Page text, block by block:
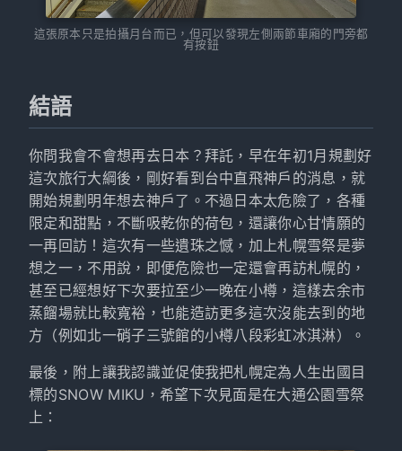
這張原本只是拍攝月台而已，但可以發現左側兩節車廂的門旁都
有按鈕
結語
你問我會不會想再去日本？拜託，早在年初1月規劃好
這次旅行大綱後，剛好看到台中直飛神戶的消息，就
開始規劃明年想去神戶了。不過日本太危險了，各種
限定和甜點，不斷吸乾你的荷包，還讓你心甘情願的
一再回訪！這次有一些遺珠之憾，加上札幌雪祭是夢
想之一，不用說，即便危險也一定還會再訪札幌的，
甚至已經想好下次要拉至少一晚在小樽，這樣去余市
蒸餾場就比較寬裕，也能造訪更多這次沒能去到的地
方（例如北一硝子三號館的小樽八段彩虹冰淇淋）。
最後，附上讓我認識並促使我把札幌定為人生出國目
標的SNOW MIKU，希望下次見面是在大通公園雪祭
上：